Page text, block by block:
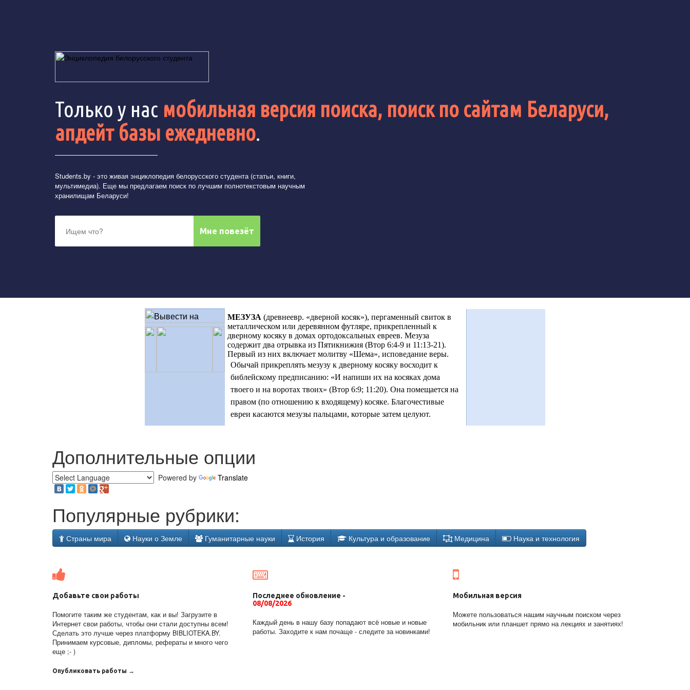
Только у нас мобильная версия поиска, поиск по сайтам Беларуси,
апдейт базы ежедневно.
Students.by - это живая энциклопедия белорусского студента (статьи, книги,
мультимедиа). Еще мы предлагаем поиск по лучшим полнотекстовым научным
хранилищам Беларуси!
МЕЗУЗА (древнеевр. «дверной косяк»), пергаменный свиток в
металлическом или деревянном футляре, прикрепленный к
дверному косяку в домах ортодоксальных евреев. Мезуза
содержит два отрывка из Пятикнижия (Втор 6:4-9 и 11:13-21).
Первый из них включает молитву «Шема», исповедание веры.
Обычай прикреплять мезузу к дверному косяку восходит к
библейскому предписанию: «И напиши их на косяках дома
твоего и на воротах твоих» (Втор 6:9; 11:20). Она помещается на
правом (по отношению к входящему) косяке. Благочестивые
евреи касаются мезузы пальцами, которые затем целуют.
Дополнительные опции
Powered by Translate
Популярные рубрики:
Страны мира Науки о Земле Гуманитарные науки История Культура и образование Медицина Наука и технология
Добавьте свои работы
Помогите таким же студентам, как и вы! Загрузите в
Интернет свои работы, чтобы они стали доступны всем!
Сделать это лучше через платформу BIBLIOTEKA.BY.
Принимаем курсовые, дипломы, рефераты и много чего
еще ;- )
Опубликовать работы →
Последнее обновление -
08/08/2026
Каждый день в нашу базу попадают всё новые и новые
работы. Заходите к нам почаще - следите за новинками!
Мобильная версия
Можете пользоваться нашим научным поиском через
мобильник или планшет прямо на лекциях и занятиях!